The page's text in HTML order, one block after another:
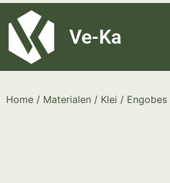
G-8P7N3X5BJ9
Ve-Ka
Home / Materialen / Klei / Engobes